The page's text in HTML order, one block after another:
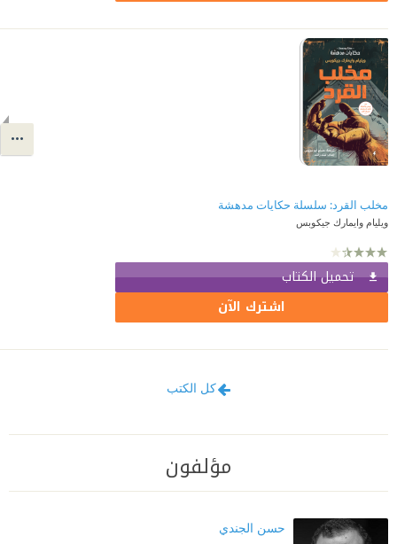
مخلب القرد: سلسلة حكايات مدهشة
ويليام وايمارك جيكوبس
تحميل الكتاب
اشترك الآن
كل الكتب
مؤلفون
حسن الجندي